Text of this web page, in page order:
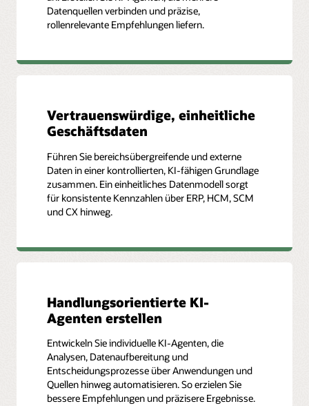
Datenquellen verbinden und präzise,
rollenrelevante Empfehlungen liefern.
Vertrauenswürdige, einheitliche
Geschäftsdaten
Führen Sie bereichsübergreifende und externe
Daten in einer kontrollierten, KI-fähigen Grundlage
zusammen. Ein einheitliches Datenmodell sorgt
für konsistente Kennzahlen über ERP, HCM, SCM
und CX hinweg.
Handlungsorientierte KI-
Agenten erstellen
Entwickeln Sie individuelle KI-Agenten, die
Analysen, Datenaufbereitung und
Entscheidungsprozesse über Anwendungen und
Quellen hinweg automatisieren. So erzielen Sie
bessere Empfehlungen und präzisere Ergebnisse.